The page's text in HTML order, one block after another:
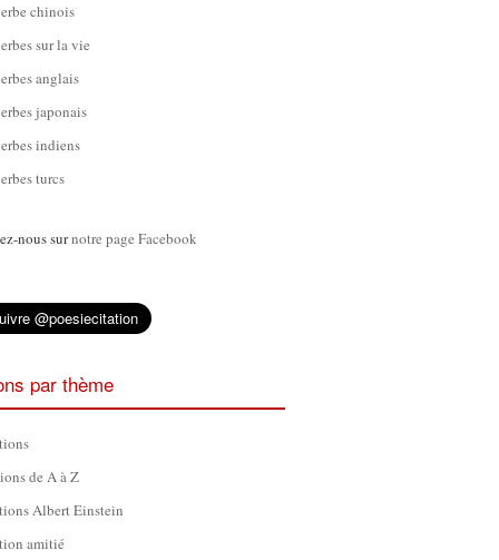
chinois
sur la vie
anglais
japonais
indiens
turcs
nous surnotre page Facebook
par thème
de A à Z
Albert Einstein
amitié